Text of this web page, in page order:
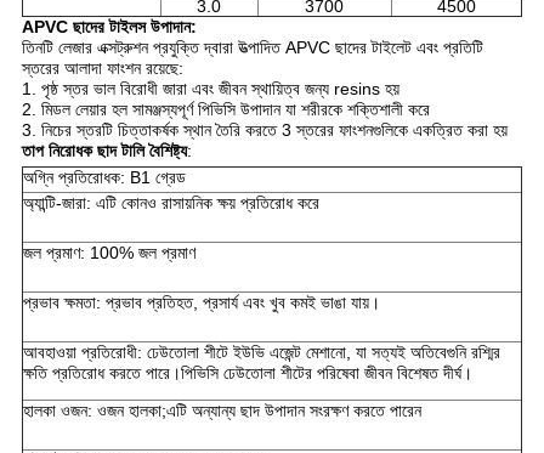
3.0
3700
4500
APVC ছাদের টাইলস উপাদান:
তিনটি লেজার এক্সট্রুশন প্রযুক্তি দ্বারা উত্পাদিত APVC ছাদের টাইলেট এবং প্রতিটি
স্তরের আলাদা ফাংশন রয়েছে:
1. পৃষ্ঠ স্তর ভাল বিরোধী জারা এবং জীবন স্থায়িত্ব জন্য resins হয়
2. মিডল লেয়ার হল সামঞ্জস্যপূর্ণ পিভিসি উপাদান যা শরীরকে শক্তিশালী করে
3. নিচের স্তরটি চিত্তাকর্ষক স্থান তৈরি করতে 3 স্তরের ফাংশনগুলিকে একত্রিত করা হয়
তাপ নিরোধক ছাদ টালি বৈশিষ্ট্য:
অগ্নি প্রতিরোধক: B1 গ্রেড
অ্যান্টি-জারা: এটি কোনও রাসায়নিক ক্ষয় প্রতিরোধ করে
জল প্রমাণ: 100% জল প্রমাণ
প্রভাব ক্ষমতা: প্রভাব প্রতিহত, প্রসার্য এবং খুব কমই ভাঙা যায়।
আবহাওয়া প্রতিরোধী: ঢেউতোলা শীটে ইউভি এজেন্ট মেশানো, যা সত্যই অতিবেগুনি রশ্মির
ক্ষতি প্রতিরোধ করতে পারে।পিভিসি ঢেউতোলা শীটের পরিষেবা জীবন বিশেষত দীর্ঘ।
হালকা ওজন: ওজন হালকা;এটি অন্যান্য ছাদ উপাদান সংরক্ষণ করতে পারেন